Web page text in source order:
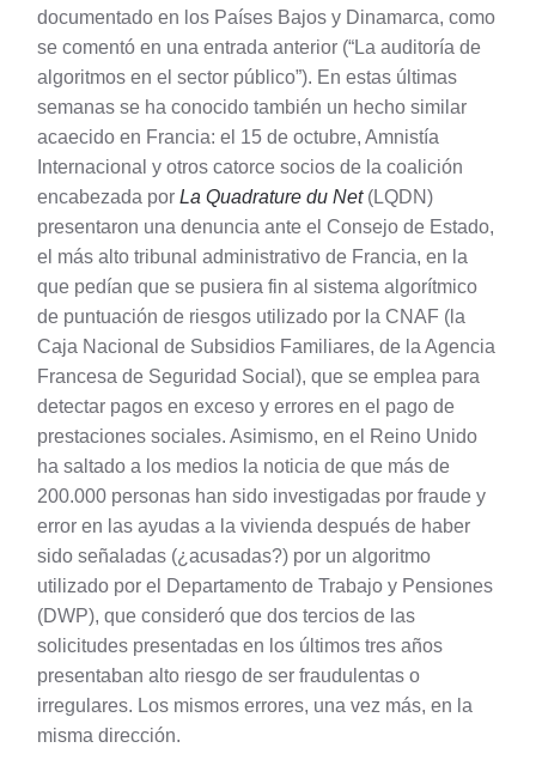
documentado en los Países Bajos y Dinamarca, como
se comentó en una entrada anterior (“La auditoría de
algoritmos en el sector público”). En estas últimas
semanas se ha conocido también un hecho similar
acaecido en Francia: el 15 de octubre, Amnistía
Internacional y otros catorce socios de la coalición
encabezada porLa Quadrature du Net(LQDN)
presentaron una denuncia ante el Consejo de Estado,
el más alto tribunal administrativo de Francia, en la
que pedían que se pusiera fin al sistema algorítmico
de puntuación de riesgos utilizado por la CNAF (la
Caja Nacional de Subsidios Familiares, de la Agencia
Francesa de Seguridad Social), que se emplea para
detectar pagos en exceso y errores en el pago de
prestaciones sociales. Asimismo, en el Reino Unido
ha saltado a los medios la noticia de que más de
200.000 personas han sido investigadas por fraude y
error en las ayudas a la vivienda después de haber
sido señaladas (¿acusadas?) por un algoritmo
utilizado por el Departamento de Trabajo y Pensiones
(DWP), que consideró que dos tercios de las
solicitudes presentadas en los últimos tres años
presentaban alto riesgo de ser fraudulentas o
irregulares. Los mismos errores, una vez más, en la
misma dirección.